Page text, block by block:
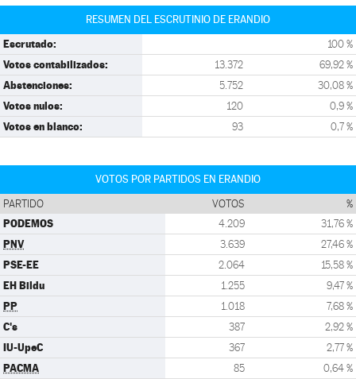
RESUMEN DEL ESCRUTINIO DE ERANDIO
Escrutado: 100 %
Votos contabilizados: 13.372 69,92 %
Abstenciones: 5.752 30,08 %
Votos nulos: 120 0,9 %
Votos en blanco: 93 0,7 %
VOTOS POR PARTIDOS EN ERANDIO
PARTIDO VOTOS %
PODEMOS 4.209 31,76 %
PNV 3.639 27,46 %
PSE-EE 2.064 15,58 %
EH Bildu 1.255 9,47 %
PP 1.018 7,68 %
C's 387 2,92 %
IU-UpeC 367 2,77 %
PACMA 85 0,64 %